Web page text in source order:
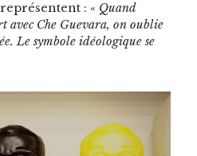
: « Quand
avec Che Gue­vara, on oublie
Le sym­boleidéologique se